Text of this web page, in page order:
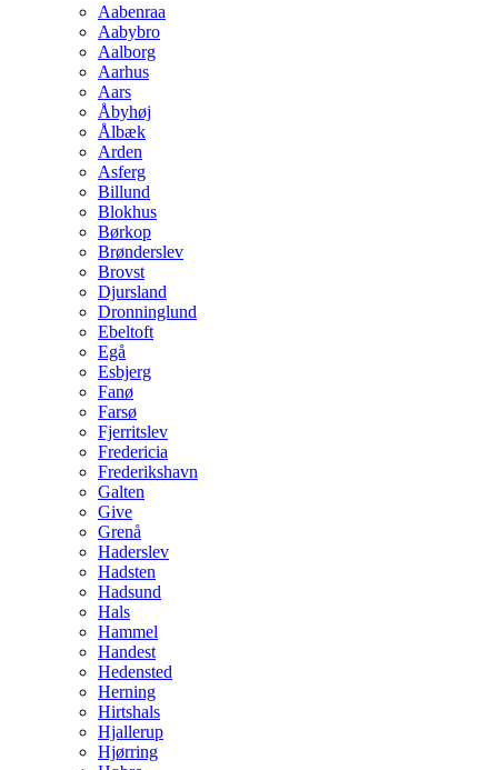
Aabenraa
Aabybro
Aalborg
Aarhus
Aars
Åbyhøj
Ålbæk
Arden
Asferg
Billund
Blokhus
Børkop
Brønderslev
Brovst
Djursland
Dronninglund
Ebeltoft
Egå
Esbjerg
Fanø
Farsø
Fjerritslev
Fredericia
Frederikshavn
Galten
Give
Grenå
Haderslev
Hadsten
Hadsund
Hals
Hammel
Handest
Hedensted
Herning
Hirtshals
Hjallerup
Hjørring